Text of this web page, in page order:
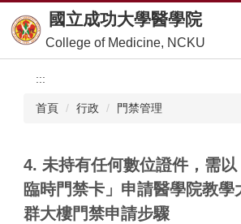
到
主
要
國立成功大學醫學院
College of Medicine, NCKU
:::
首頁 行政 門禁管理
4. 未持有任何數位證件，需
臨時門禁卡」申請醫學院教學
群大樓門禁申請步驟